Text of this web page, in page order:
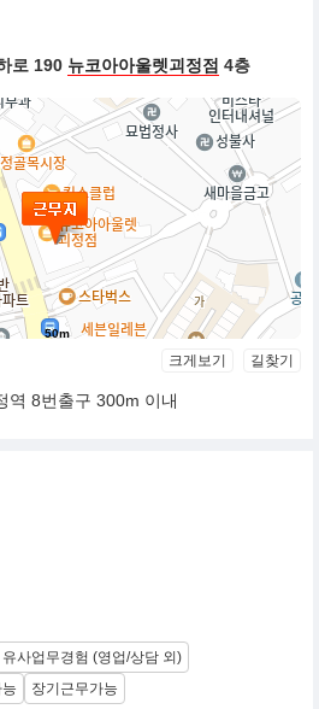
로 190 뉴코아아울렛괴정점 4층
50m
크게보기 길찾기
역 8번출구 300m 이내
유사업무경험 (영업/상담 외)
장기근무가능